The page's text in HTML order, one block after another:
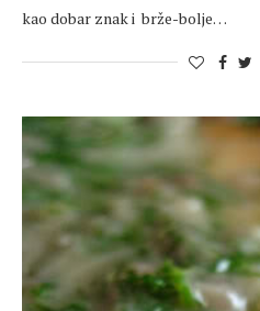
kao dobar znak i brže-bolje…